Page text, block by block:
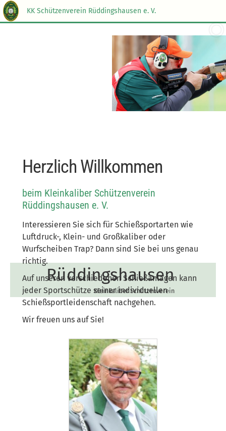
Rüddingshausen
Kleinkaliber Schützenverein
Herzlich Willkommen
beim Kleinkaliber Schützenverein
Rüddingshausen e. V.
Interessieren Sie sich für Schießsportarten wie
Luftdruck-, Klein- und Großkaliber oder
Wurfscheiben Trap? Dann sind Sie bei uns genau
richtig.
Auf unseren verschiedenen Schießanlagen kann
jeder Sportschütze seiner individuellen
Schießsportleidenschaft nachgehen.
Wir freuen uns auf Sie!
KK Schützenverein Rüddingshausen e. V.